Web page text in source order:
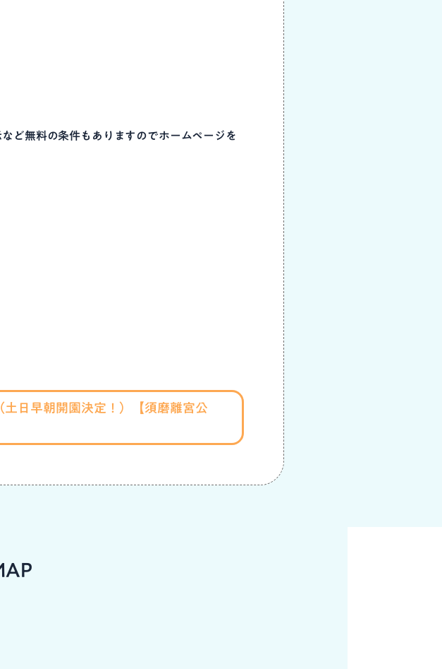
ど無料の条件もありますのでホームページを
日早朝開園決定！）【須磨離宮公